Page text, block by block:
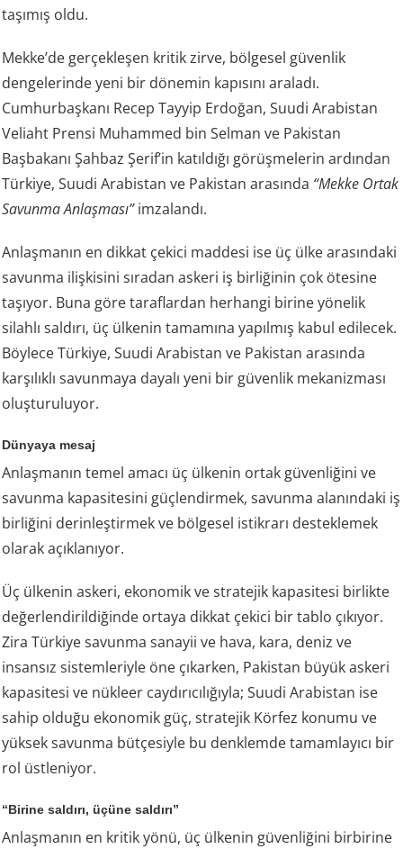
taşımış oldu.
Mekke’de gerçekleşen kritik zirve, bölgesel güvenlik
dengelerinde yeni bir dönemin kapısını araladı.
Cumhurbaşkanı Recep Tayyip Erdoğan, Suudi Arabistan
Veliaht Prensi Muhammed bin Selman ve Pakistan
Başbakanı Şahbaz Şerif’in katıldığı görüşmelerin ardından
Türkiye, Suudi Arabistan ve Pakistan arasında “Mekke Ortak
Savunma Anlaşması”imzalandı.
Anlaşmanın en dikkat çekici maddesi ise üç ülke arasındaki
savunma ilişkisini sıradan askeri iş birliğinin çok ötesine
taşıyor. Buna göre taraflardan herhangi birine yönelik
silahlı saldırı, üç ülkenin tamamına yapılmış kabul edilecek.
Böylece Türkiye, Suudi Arabistan ve Pakistan arasında
karşılıklı savunmaya dayalı yeni bir güvenlik mekanizması
oluşturuluyor.
Dünyaya mesaj
Anlaşmanın temel amacı üç ülkenin ortak güvenliğini ve
savunma kapasitesini güçlendirmek, savunma alanındaki iş
birliğini derinleştirmek ve bölgesel istikrarı desteklemek
olarak açıklanıyor.
Üç ülkenin askeri, ekonomik ve stratejik kapasitesi birlikte
değerlendirildiğinde ortaya dikkat çekici bir tablo çıkıyor.
Zira Türkiye savunma sanayii ve hava, kara, deniz ve
insansız sistemleriyle öne çıkarken, Pakistan büyük askeri
kapasitesi ve nükleer caydırıcılığıyla; Suudi Arabistan ise
sahip olduğu ekonomik güç, stratejik Körfez konumu ve
yüksek savunma bütçesiyle bu denklemde tamamlayıcı bir
rol üstleniyor.
“Birine saldırı, üçüne saldırı”
Anlaşmanın en kritik yönü, üç ülkenin güvenliğini birbirine